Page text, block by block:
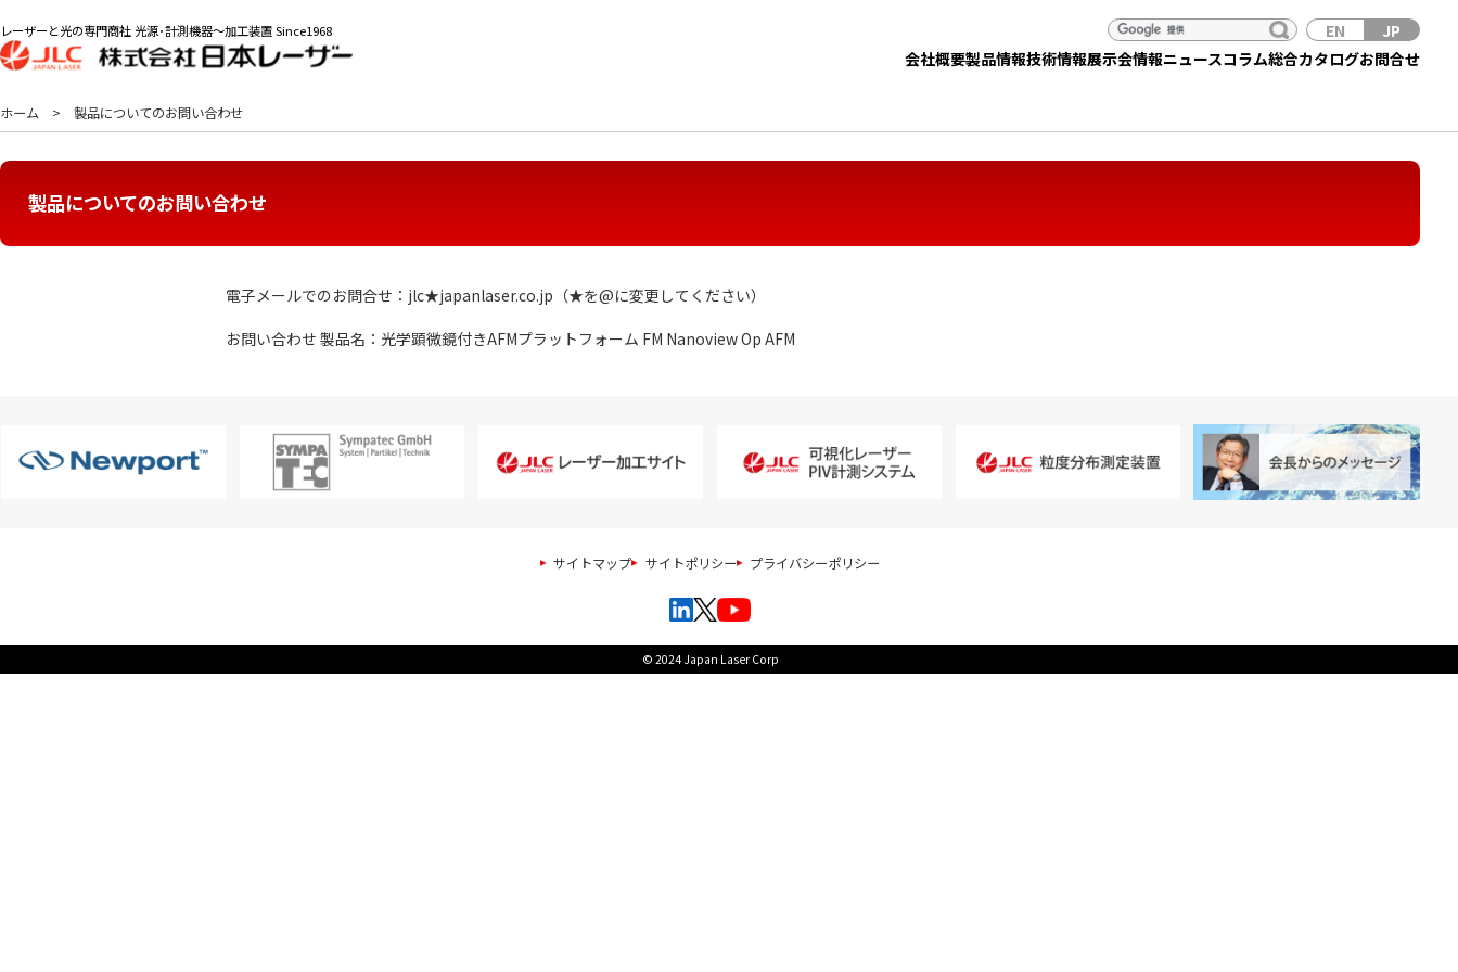
レーザーと光の専門商社 光源･計測機器～加工装置 Since1968
会社概要製品情報技術情報展示会情報ニュースコラム総合カタログお問合せ
EN JP
ホーム 製品についてのお問い合わせ
製品についてのお問い合わせ
電子メールでのお問合せ：jlc★japanlaser.co.jp（★を@に変更してください）
お問い合わせ 製品名：光学顕微鏡付きAFMプラットフォーム FM Nanoview Op AFM
サイトマップ サイトポリシー プライバシーポリシー
© 2024 Japan Laser Corp